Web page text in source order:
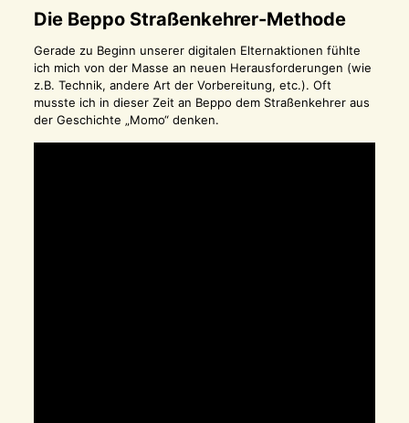
Die Beppo Straßenkehrer-Methode
Gerade zu Beginn unserer digitalen Elternaktionen fühlte
ich mich von der Masse an neuen Herausforderungen (wie
z.B. Technik, andere Art der Vorbereitung, etc.). Oft
musste ich in dieser Zeit an Beppo dem Straßenkehrer aus
der Geschichte „Momo“ denken.